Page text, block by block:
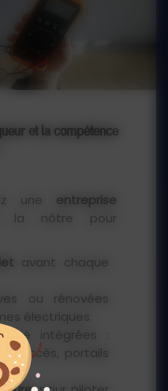
remise en
terre… Chaque
et la compétence
une entreprise
la nôtre pour
avant chaque
électriques.
d’accès, portails